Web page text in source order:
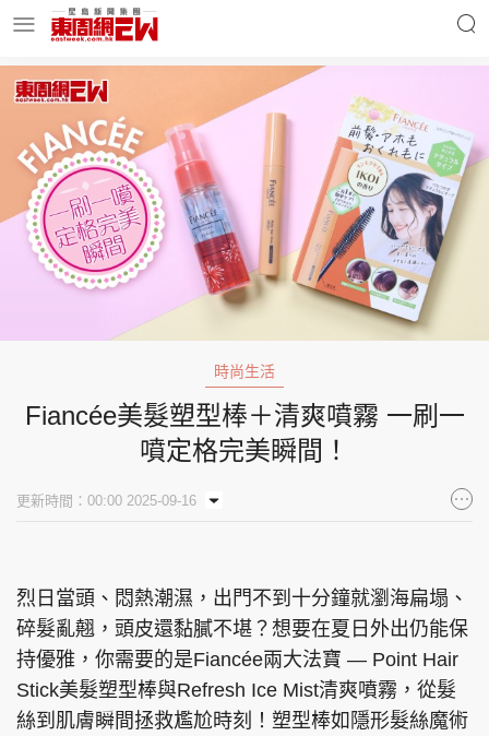
時事財經
東周Ladies 優享生活
東周食玩通 會員活動
玄學靈異 東周專欄
東周刊 cazbuyer 東Touch
時尚生活
Fiancée美髮塑型棒＋清爽噴霧 一刷一
噴定格完美瞬間！
更新時間：00:00 2025-09-16
烈日當頭、悶熱潮濕，出門不到十分鐘就瀏海扁塌、
碎髮亂翹，頭皮還黏膩不堪？想要在夏日外出仍能保
持優雅，你需要的是Fiancée兩大法寶 — Point Hair
Stick美髮塑型棒與Refresh Ice Mist清爽噴霧，從髮
絲到肌膚瞬間拯救尷尬時刻！塑型棒如隱形髮絲魔術